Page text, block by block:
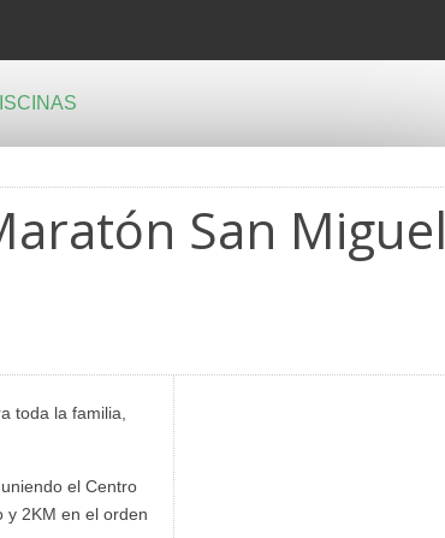
San Miguel
toda la familia,
, uniendo el Centro
y 2KM en el orden